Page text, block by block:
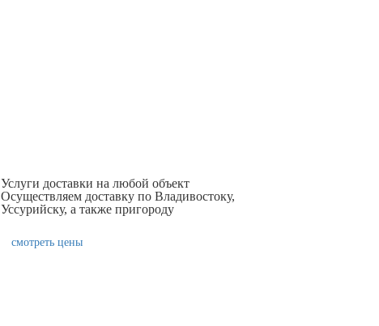
Услуги доставки на любой объект
Осуществляем доставку по Владивостоку,
Уссурийску, а также пригороду
смотреть цены